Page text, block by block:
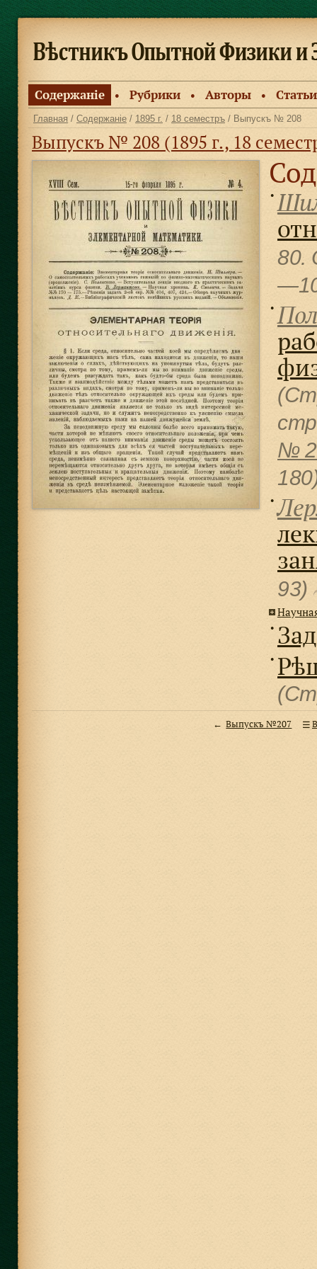
Содержанiе ● Рубрики ● Авторы ● Статьи
Главная / Содержанiе / 1895 г. / 18 семестръ / Выпускъ № 208
Выпускъ № 208 (1895 г., 18
●
80.
●
№
●
93)
●
●
Выпускъ №207